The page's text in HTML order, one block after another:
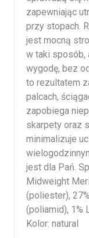
zapewniając
przy stopach.
jest mocną
w taki sposób,
wygodę, bez
to rezultatem
palcach,
zapobiega
skarpety oraz
minimalizuje
jest dla Pań.
Midweight
(poliester),
(poliamid), 1%
Kolor: natural